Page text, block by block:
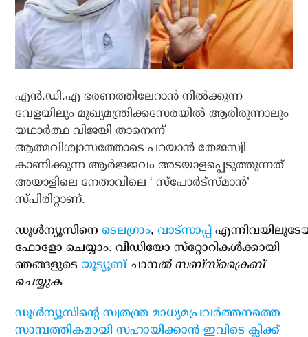
എന്‍.ഡി.എ ഭരണത്തിലേറാന്‍ നില്‍ക്കുന്ന
വേളയിലും മുഖ്യമന്ത്രിക്കസേരയില്‍ ആരിരുന്നാലും
യഥാര്‍ത്ഥ വിജയി താനെന്ന്
ആത്മവിശ്വാസത്തോടെ പറയാന്‍ തേജസ്വി
കാണിക്കുന്ന ആര്‍ജ്ജവം അടയാളപ്പെടുത്തുന്നത്
അയാളിലെ നേതാവിലെ ‘ സ്‌പോര്‍ട്‌സ്മാന്‍’
സ്പിരിറ്റാണ്.
ഡൂള്‍ന്യൂസിനെടെലഗ്രാം,വാട്‌സാപ്പ്
ഫോളോ ചെയ്യാം. വീഡിയോ സ്‌റ്റോറികള്‍ക്കായി
ഞങ്ങളുടെയൂട്യൂബ്ചാനല്‍ സബ്‌സ്‌ക്രൈബ്
ചെയ്യുക
ഡൂള്‍ന്യൂസിന്റെ സ്വതന്ത്ര മാധ്യമപ്രവര്‍ത്തനത്തെ
സാമ്പത്തികമായി സഹായിക്കാന്‍ ഇവിടെ ക്ലിക്ക്